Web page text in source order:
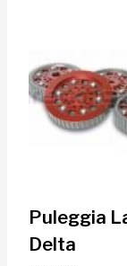
Puleggia
Delta